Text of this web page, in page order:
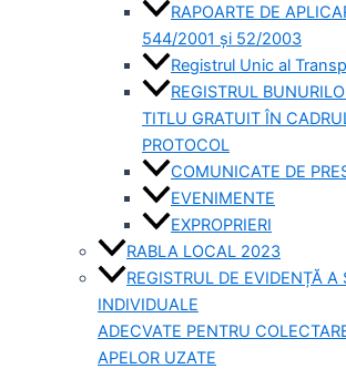
RAPOARTE DE
544/2001 și 52/2003
Registrul Unic al
REGISTRUL
TITLU GRATUIT ÎN
PROTOCOL
COMUNICATE DE
EVENIMENTE
EXPROPRIERI
RABLA LOCAL 2023
REGISTRUL DE EVIDENȚĂ A
INDIVIDUALE
ADECVATE PENTRU
APELOR UZATE